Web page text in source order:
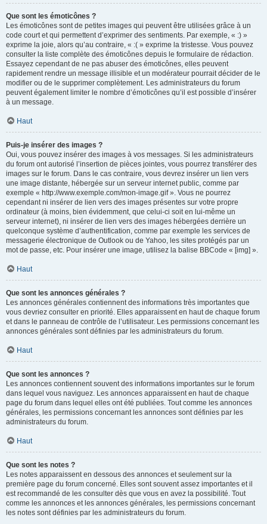
Que sont les émoticônes ?
Les émoticônes sont de petites images qui peuvent être utilisées grâce à un
code court et qui permettent d’exprimer des sentiments. Par exemple, « :) »
exprime la joie, alors qu’au contraire, « :( » exprime la tristesse. Vous pouvez
consulter la liste complète des émoticônes depuis le formulaire de rédaction.
Essayez cependant de ne pas abuser des émoticônes, elles peuvent
rapidement rendre un message illisible et un modérateur pourrait décider de le
modifier ou de le supprimer complètement. Les administrateurs du forum
peuvent également limiter le nombre d’émoticônes qu’il est possible d’insérer
à un message.
Haut
Puis-je insérer des images ?
Oui, vous pouvez insérer des images à vos messages. Si les administrateurs
du forum ont autorisé l’insertion de pièces jointes, vous pourrez transférer des
images sur le forum. Dans le cas contraire, vous devrez insérer un lien vers
une image distante, hébergée sur un serveur internet public, comme par
exemple « http://www.exemple.com/mon-image.gif ». Vous ne pourrez
cependant ni insérer de lien vers des images présentes sur votre propre
ordinateur (à moins, bien évidemment, que celui-ci soit en lui-même un
serveur internet), ni insérer de lien vers des images hébergées derrière un
quelconque système d’authentification, comme par exemple les services de
messagerie électronique de Outlook ou de Yahoo, les sites protégés par un
mot de passe, etc. Pour insérer une image, utilisez la balise BBCode « [img] ».
Haut
Que sont les annonces générales ?
Les annonces générales contiennent des informations très importantes que
vous devriez consulter en priorité. Elles apparaissent en haut de chaque forum
et dans le panneau de contrôle de l’utilisateur. Les permissions concernant les
annonces générales sont définies par les administrateurs du forum.
Haut
Que sont les annonces ?
Les annonces contiennent souvent des informations importantes sur le forum
dans lequel vous naviguez. Les annonces apparaissent en haut de chaque
page du forum dans lequel elles ont été publiées. Tout comme les annonces
générales, les permissions concernant les annonces sont définies par les
administrateurs du forum.
Haut
Que sont les notes ?
Les notes apparaissent en dessous des annonces et seulement sur la
première page du forum concerné. Elles sont souvent assez importantes et il
est recommandé de les consulter dès que vous en avez la possibilité. Tout
comme les annonces et les annonces générales, les permissions concernant
les notes sont définies par les administrateurs du forum.